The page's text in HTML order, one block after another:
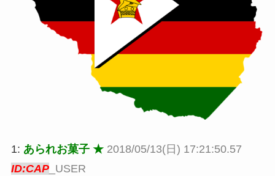
1: あられお菓子 ★ 2018/05/13(日) 17:21:50.57
ID:CAP_USER